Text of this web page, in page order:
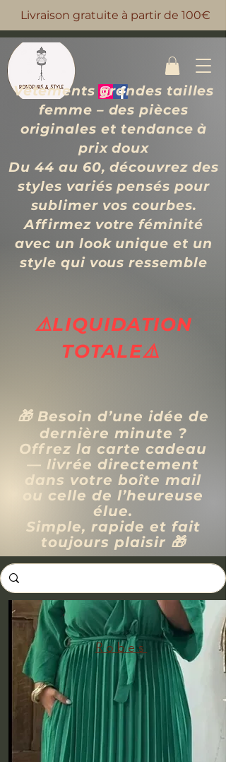
Livraison gratuite à partir de 100€
Vêtements grandes tailles
femme – des pièces
originales et tendance à
prix doux
Du 44 au 60, découvrez des
styles variés pensés pour
sublimer vos courbes.
Affirmez votre féminité
avec un look unique et un
style qui vous ressemble
⚠️LIQUIDATION
TOTALE⚠️
🎁 Besoin d’une idée de
dernière minute ?
Offrez la carte cadeau
— livrée directement
dans votre boîte mail
ou celle de l’heureuse
élue.
Simple, rapide et fait
toujours plaisir 🎁
Robes